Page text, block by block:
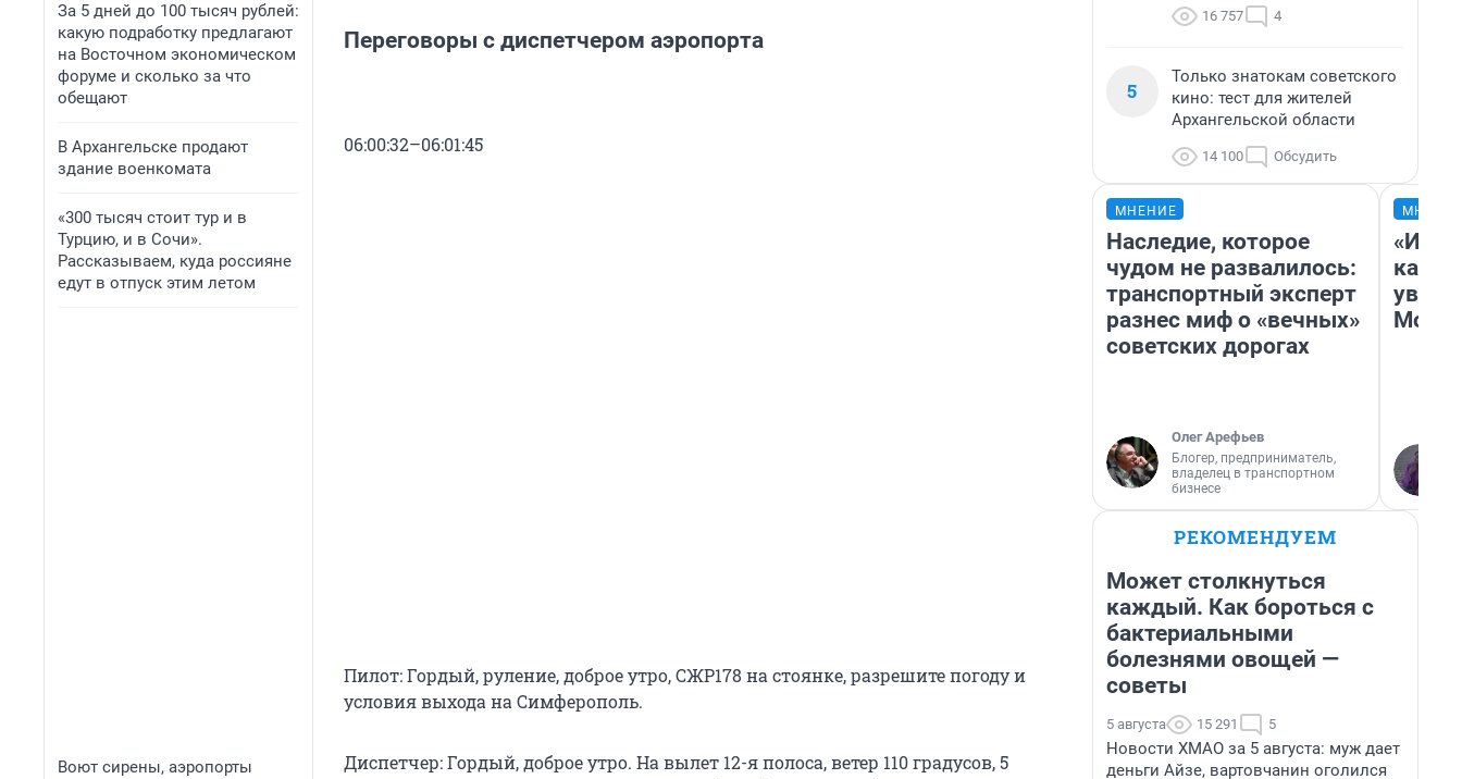
За 5 дней до 100 тысяч рублей:
какую подработку предлагают
на Восточном экономическом
форуме и сколько за что
обещают
В Архангельске продают
здание военкомата
«300 тысяч стоит тур и в
Турцию, и в Сочи».
Рассказываем, куда россияне
едут в отпуск этим летом
Воют сирены, аэропорты
Переговоры с диспетчером аэропорта
06:00:32–06:01:45
Пилот: Гордый, руление, доброе утро, СЖР178 на стоянке, разрешите погоду и
условия выхода на Симферополь.
Диспетчер: Гордый, доброе утро. На вылет 12-я полоса, ветер 110 градусов, 5
16 757 4
5
Только знатокам советского
кино: тест для жителей
Архангельской области
14 100 Обсудить
МНЕНИЕ
Наследие, которое
чудом не развалилось:
транспортный эксперт
разнес миф о «вечных»
советских дорогах
Олег Арефьев
Блогер, предприниматель,
владелец в транспортном
бизнесе
РЕКОМЕНДУЕМ
Может столкнуться
каждый. Как бороться с
бактериальными
болезнями овощей —
советы
5 августа 15 291 5
Новости ХМАО за 5 августа: муж дает
деньги Айзе, вартовчанин оголился